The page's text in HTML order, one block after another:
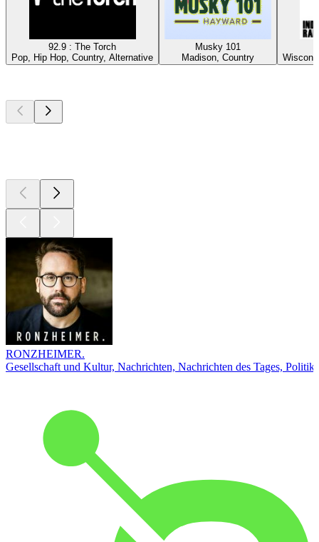
92.9 : The Torch
Pop, Hip Hop, Country, Alternative
Musky 101
Madison, Country
RONZHEIMER.
Gesellschaft und Kultur, Nachrichten, Nachrichten des Tages, Politik